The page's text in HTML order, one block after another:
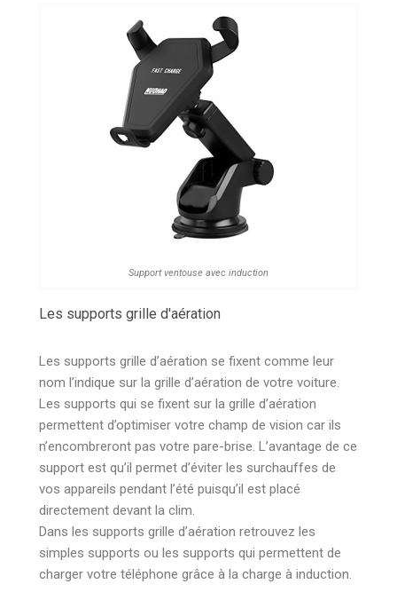
Support ventouse avec induction
Les supports grille d'aération
Les supports grille d’aération se fixent comme leur
nom l’indique sur la grille d’aération de votre voiture.
Les supports qui se fixent sur la grille d’aération
permettent d’optimiser votre champ de vision car ils
n’encombreront pas votre pare-brise. L’avantage de ce
support est qu’il permet d’éviter les surchauffes de
vos appareils pendant l’été puisqu’il est placé
directement devant la clim.
Dans les supports grille d’aération retrouvez les
simples supports ou les supports qui permettent de
charger votre téléphone grâce à la charge à induction.